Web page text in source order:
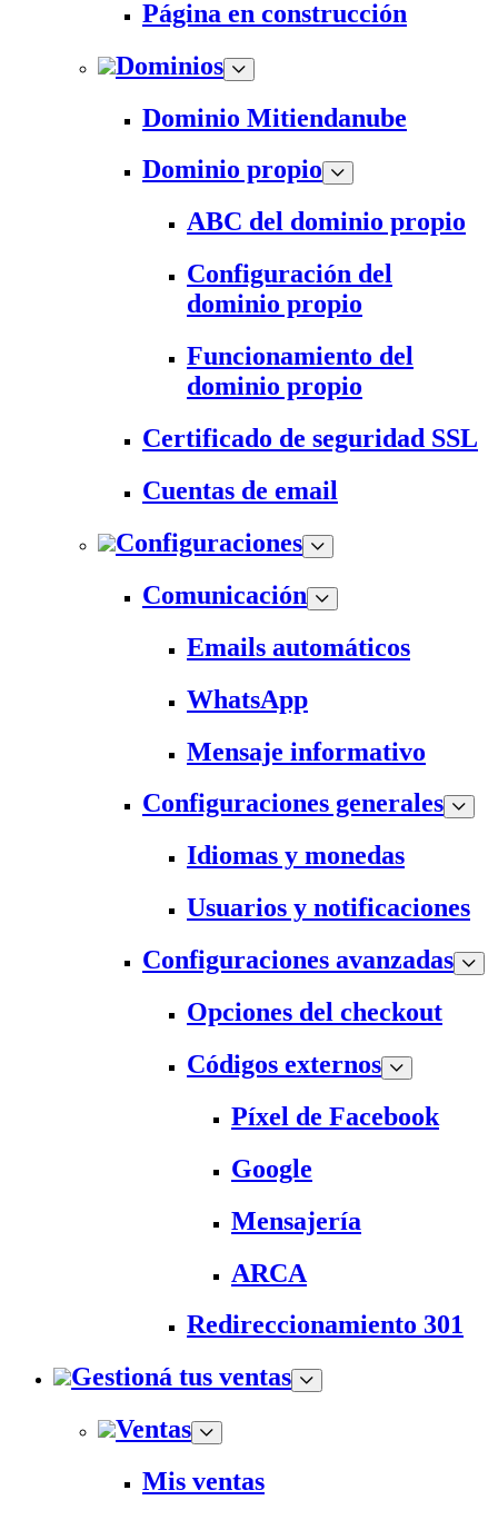
Página en construcción
Dominios
Dominio Mitiendanube
Dominio propio
ABC del dominio propio
Configuración del
dominio propio
Funcionamiento del
dominio propio
Certificado de seguridad SSL
Cuentas de email
Configuraciones
Comunicación
Emails automáticos
WhatsApp
Mensaje informativo
Configuraciones generales
Idiomas y monedas
Usuarios y notificaciones
Configuraciones avanzadas
Opciones del checkout
Códigos externos
Píxel de Facebook
Google
Mensajería
ARCA
Redireccionamiento 301
Gestioná tus ventas
Ventas
Mis ventas